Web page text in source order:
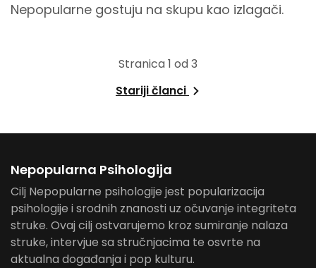
Nepopularne gostuju na skupu kao izlagači.
Stranica 1 od 3
Stariji članci
Nepopularna Psihologija
Cilj Nepopularne psihologije jest popularizacija
psihologije i srodnih znanosti uz očuvanje integriteta
struke. Ovaj cilj ostvarujemo kroz sumiranje nalaza
struke, intervjue sa stručnjacima te osvrte na
aktualna događanja i pop kulturu.